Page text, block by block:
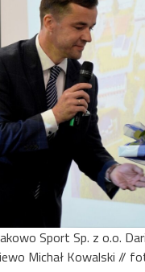
Sport Sp. z o.o.
Michał Kowalski //